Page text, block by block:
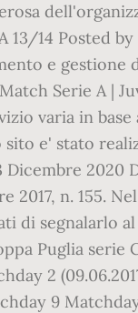
13/14 Posted
e gestione
Serie A |
varia in
e' stato
2020
n. 155.
di segnalarlo
Puglia
2
9